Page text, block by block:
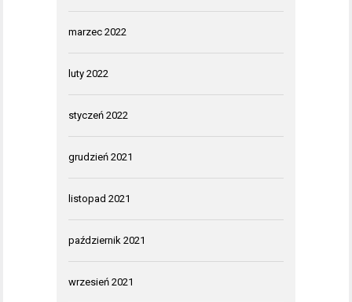
marzec 2022
luty 2022
styczeń 2022
grudzień 2021
listopad 2021
październik 2021
wrzesień 2021